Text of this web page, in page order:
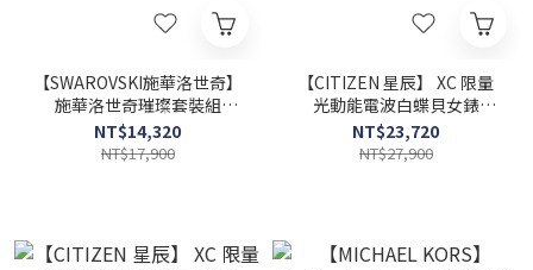
【SWAROVSKI施華洛世奇】
施華洛世奇璀璨套裝組
5096698 39mm 現代鐘錶
NT$14,320
NT$17,900
【CITIZEN 星辰】 XC 限量
光動能電波白蝶貝女錶
ES9433-56A 25mm現代鐘
錶
NT$23,720
NT$27,900